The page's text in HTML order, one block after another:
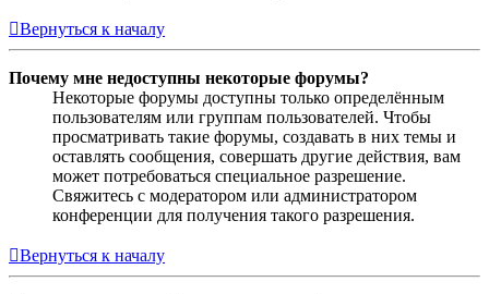
Вернуться к началу
Почему мне недоступны некоторые форумы?
Некоторые форумы доступны только определённым
пользователям или группам пользователей. Чтобы
просматривать такие форумы, создавать в них темы и
оставлять сообщения, совершать другие действия, вам
может потребоваться специальное разрешение.
Свяжитесь с модератором или администратором
конференции для получения такого разрешения.
Вернуться к началу